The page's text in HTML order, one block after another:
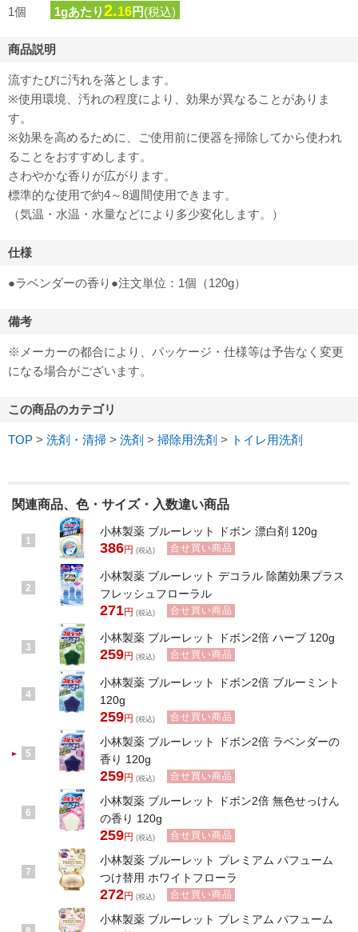
1個 1gあたり2.16円(税込)
商品説明
流すたびに汚れを落とします。
※使用環境、汚れの程度により、効果が異なることがありま
す。
※効果を高めるために、ご使用前に便器を掃除してから使われ
ることをおすすめします。
さわやかな香りが広がります。
標準的な使用で約4～8週間使用できます。
（気温・水温・水量などにより多少変化します。）
仕様
●ラベンダーの香り●注文単位：1個（120g）
備考
※メーカーの都合により、パッケージ・仕様等は予告なく変更
になる場合がございます。
この商品のカテゴリ
TOP > 洗剤・清掃 > 洗剤 > 掃除用洗剤 > トイレ用洗剤
関連商品、色・サイズ・入数違い商品
1
小林製薬 ブルーレット ドボン 漂白剤 120g
386円 (税込) 合せ買い商品
2
小林製薬 ブルーレット デコラル 除菌効果プラス
フレッシュフローラル
271円 (税込) 合せ買い商品
3
小林製薬 ブルーレット ドボン2倍 ハーブ 120g
259円 (税込) 合せ買い商品
4
小林製薬 ブルーレット ドボン2倍 ブルーミント
120g
259円 (税込) 合せ買い商品
5
小林製薬 ブルーレット ドボン2倍 ラベンダーの
香り 120g
259円 (税込) 合せ買い商品
6
小林製薬 ブルーレット ドボン2倍 無色せっけん
の香り 120g
259円 (税込) 合せ買い商品
7
小林製薬 ブルーレット プレミアム パフューム
つけ替用 ホワイトフローラ
272円 (税込) 合せ買い商品
小林製薬 ブルーレット プレミアム パフューム